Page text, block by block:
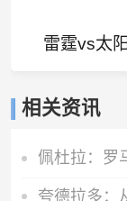
雷霆vs太
相关资讯